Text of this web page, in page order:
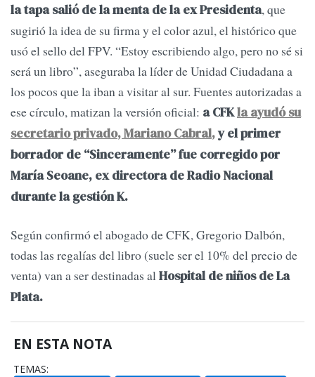
la tapa salió de la menta de la ex Presidenta, que
sugirió la idea de su firma y el color azul, el histórico que
usó el sello del FPV. “Estoy escribiendo algo, pero no sé si
será un libro”, aseguraba la líder de Unidad Ciudadana a
los pocos que la iban a visitar al sur. Fuentes autorizadas a
ese círculo, matizan la versión oficial: a CFKla ayudó su
secretario privado, Mariano Cabral,y el primer
borrador de “Sinceramente” fue corregido por
María Seoane, ex directora de Radio Nacional
durante la gestión K.
Según confirmó el abogado de CFK, Gregorio Dalbón,
todas las regalías del libro (suele ser el 10% del precio de
venta) van a ser destinadas alHospital de niños de La
Plata.
EN ESTA NOTA
TEMAS: